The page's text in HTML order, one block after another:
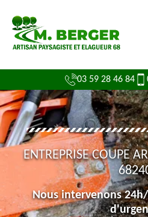
03 59 28 46 84
ENTREPRISE COUPE
Nous intervenons